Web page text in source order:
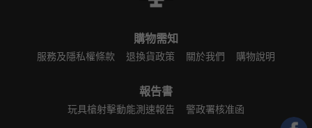
購物需知
服務及隱私權條款 退換貨政策 關於我們 購物說明
報告書
玩具槍射擊動能測速報告 警政署核准函